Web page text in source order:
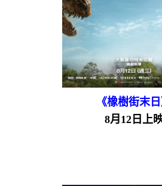
《橡樹街末日
8月12日上